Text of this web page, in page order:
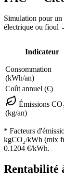
Simulation pour un
électrique ou fioul
Indicateur
Consommation
(kWh/an)
Coût annuel (€)
Émissions
(kg/an)
* Facteurs
kgCO₂/kWh (mix
0.1204 €/kWh.
Rentabilité